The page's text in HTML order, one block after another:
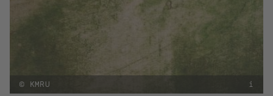
© KMRU i